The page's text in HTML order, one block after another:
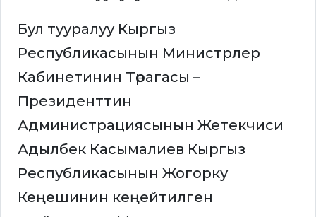
Бул тууралуу Кыргыз
Республикасынын Министрлер
Кабинетинин Төрагасы –
Президенттин
Администрациясынын Жетекчиси
Адылбек Касымалиев Кыргыз
Республикасынын Жогорку
Кеңешинин кеңейтилген